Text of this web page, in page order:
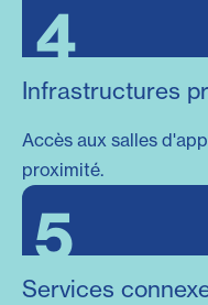
4
Infrastructures
Accès aux salles
proximité.
5
Services